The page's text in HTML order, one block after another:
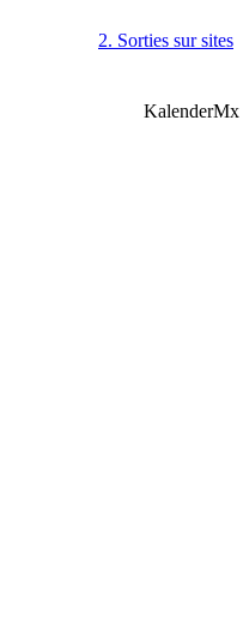
2. Sorties sur sites
KalenderMx